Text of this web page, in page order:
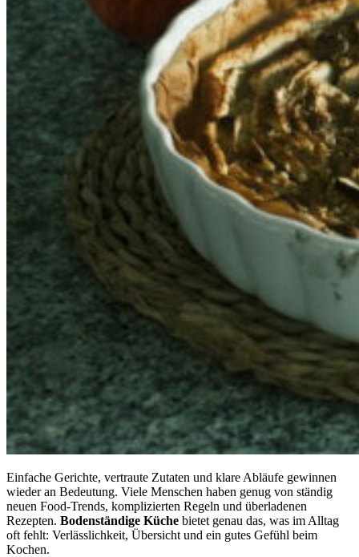
Einfache Gerichte, vertraute Zutaten und klare Abläufe gewinnen
wieder an Bedeutung. Viele Menschen haben genug von ständig
neuen Food-Trends, komplizierten Regeln und überladenen
Rezepten. Bodenständige Küche bietet genau das, was im Alltag
oft fehlt: Verlässlichkeit, Übersicht und ein gutes Gefühl beim
Kochen.